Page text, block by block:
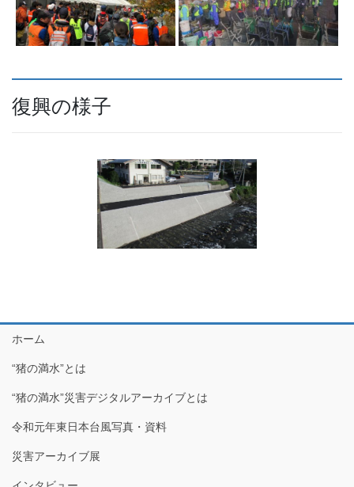
復興の様子
ホーム
“猪の満水”とは
“猪の満水”災害デジタルアーカイブとは
令和元年東日本台風写真・資料
災害アーカイブ展